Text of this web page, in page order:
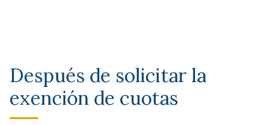
Después de solicitar la
exención de cuotas